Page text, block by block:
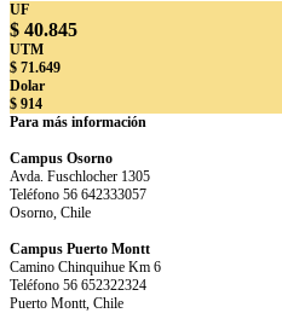
UF
$ 40.845
UTM
$ 71.649
Dolar
$ 914
Para más información
Campus Osorno
Avda. Fuschlocher 1305
Teléfono 56 642333057
Osorno, Chile
Campus Puerto Montt
Camino Chinquihue Km 6
Teléfono 56 652322324
Puerto Montt, Chile